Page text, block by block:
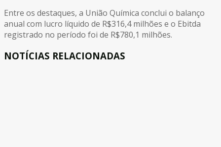
Entre os destaques, a União Química conclui o balanço
anual com lucro líquido de R$316,4 milhões e o Ebitda
registrado no período foi de R$780,1 milhões.
NOTÍCIAS RELACIONADAS